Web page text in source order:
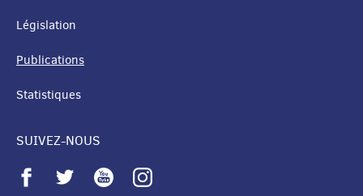
Législation
Publications
Statistiques
SUIVEZ-NOUS